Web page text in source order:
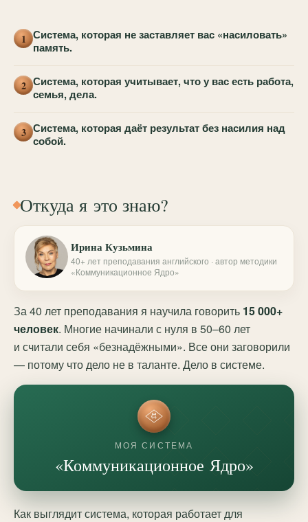
1 Система, которая не заставляет вас «насиловать»
память.
2 Система, которая учитывает, что у вас есть работа,
семья, дела.
3 Система, которая даёт результат без насилия над
собой.
Откуда я это знаю?
Ирина Кузьмина
40+ лет преподавания английского · автор методики
«Коммуникационное Ядро»
За 40 лет преподавания я научила говорить 15 000+
человек. Многие начинали с нуля в 50–60 лет
и считали себя «безнадёжными». Все они заговорили
— потому что дело не в таланте. Дело в системе.
МОЯ СИСТЕМА
«Коммуникационное Ядро»
Как выглядит система, которая работает для